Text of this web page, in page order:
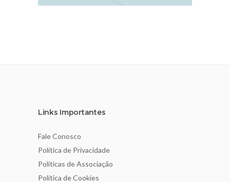
Links Importantes
Fale Conosco
Política de Privacidade
Políticas de Associação
Política de Cookies